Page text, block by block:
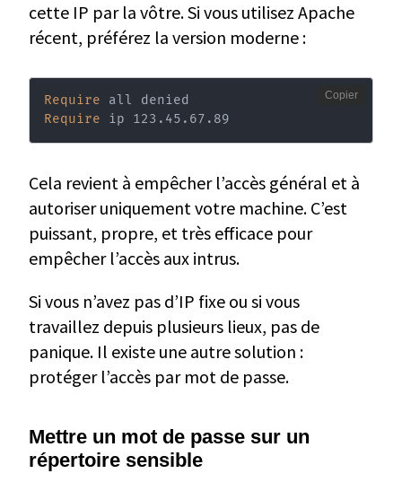
cette IP par la vôtre. Si vous utilisez Apache
récent, préférez la version moderne :
Require
Require ip 123.45.67.89
Copier
Cela revient à empêcher l’accès général et à
autoriser uniquement votre machine. C’est
puissant, propre, et très efficace pour
empêcher l’accès aux intrus.
Si vous n’avez pas d’IP fixe ou si vous
travaillez depuis plusieurs lieux, pas de
panique. Il existe une autre solution :
protéger l’accès par mot de passe.
Mettre un mot de passe sur un
répertoire sensible